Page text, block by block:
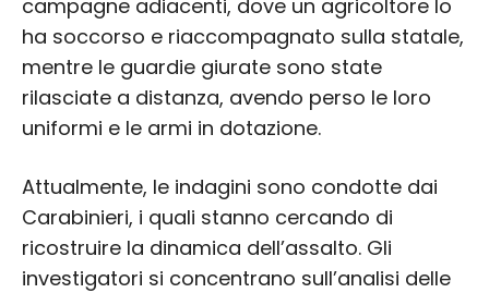
campagne adiacenti, dove un agricoltore lo
ha soccorso e riaccompagnato sulla statale,
mentre le guardie giurate sono state
rilasciate a distanza, avendo perso le loro
uniformi e le armi in dotazione.
Attualmente, le indagini sono condotte dai
Carabinieri, i quali stanno cercando di
ricostruire la dinamica dell’assalto. Gli
investigatori si concentrano sull’analisi delle